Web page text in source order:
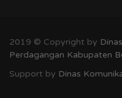
2019 © Copyright by
Perdagangan Kabupaten
Support by Dinas